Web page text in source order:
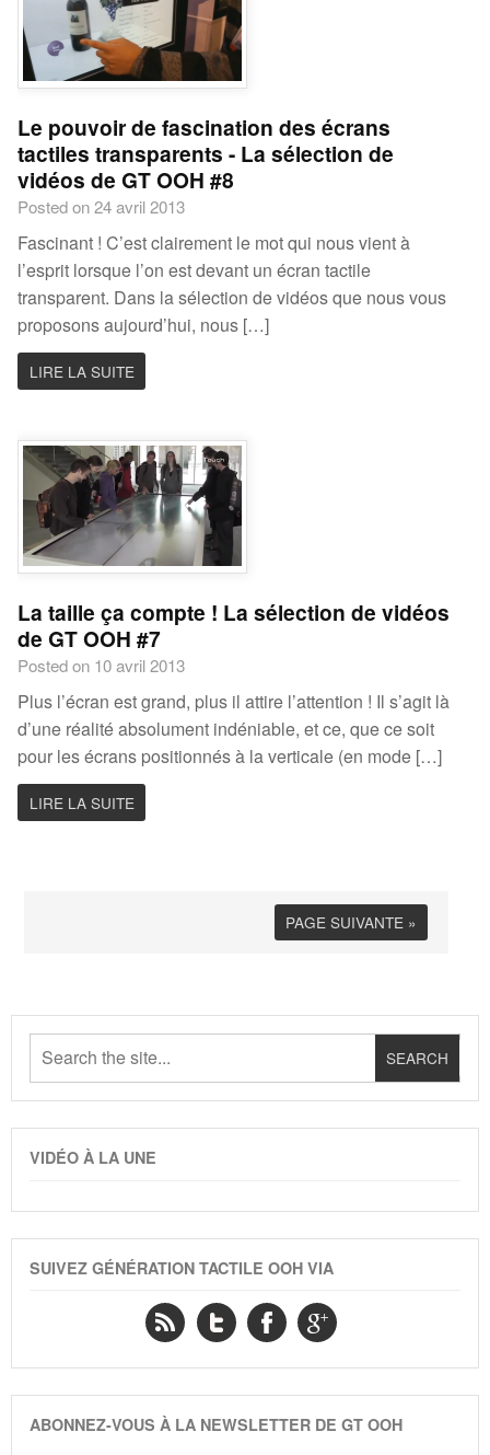
Le pouvoir de fascination des écrans
tactiles transparents - La sélection de
vidéos de GT OOH #8
Posted on 24 avril 2013
Fascinant ! C’est clairement le mot qui nous vient à
l’esprit lorsque l’on est devant un écran tactile
transparent. Dans la sélection de vidéos que nous vous
proposons aujourd’hui, nous […]
LIRE LA SUITE
La taille ça compte ! La sélection de vidéos
de GT OOH #7
Posted on 10 avril 2013
Plus l’écran est grand, plus il attire l’attention ! Il s’agit là
d’une réalité absolument indéniable, et ce, que ce soit
pour les écrans positionnés à la verticale (en mode […]
LIRE LA SUITE
PAGE SUIVANTE »
VIDÉO À LA UNE
SUIVEZ GÉNÉRATION TACTILE OOH VIA
ABONNEZ-VOUS À LA NEWSLETTER DE GT OOH